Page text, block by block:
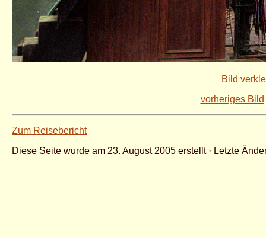
Bild
vorheriges Bild
Zum Reisebericht
Diese Seite wurde am 23. August 2005 erstellt · Letzte